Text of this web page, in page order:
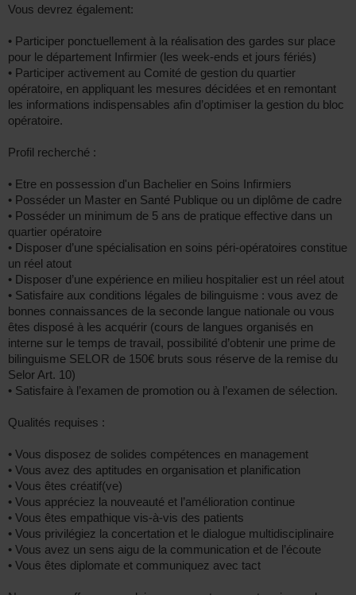
Vous devrez également:
• Participer ponctuellement à la réalisation des gardes sur place
pour le département Infirmier (les week-ends et jours fériés)
• Participer activement au Comité de gestion du quartier
opératoire, en appliquant les mesures décidées et en remontant
les informations indispensables afin d’optimiser la gestion du bloc
opératoire.
Profil recherché :
• Etre en possession d'un Bachelier en Soins Infirmiers
• Posséder un Master en Santé Publique ou un diplôme de cadre
• Posséder un minimum de 5 ans de pratique effective dans un
quartier opératoire
• Disposer d’une spécialisation en soins péri-opératoires constitue
un réel atout
• Disposer d’une expérience en milieu hospitalier est un réel atout
• Satisfaire aux conditions légales de bilinguisme : vous avez de
bonnes connaissances de la seconde langue nationale ou vous
êtes disposé à les acquérir (cours de langues organisés en
interne sur le temps de travail, possibilité d’obtenir une prime de
bilinguisme SELOR de 150€ bruts sous réserve de la remise du
Selor Art. 10)
• Satisfaire à l’examen de promotion ou à l’examen de sélection.
Qualités requises :
• Vous disposez de solides compétences en management
• Vous avez des aptitudes en organisation et planification
• Vous êtes créatif(ve)
• Vous appréciez la nouveauté et l’amélioration continue
• Vous êtes empathique vis-à-vis des patients
• Vous privilégiez la concertation et le dialogue multidisciplinaire
• Vous avez un sens aigu de la communication et de l’écoute
• Vous êtes diplomate et communiquez avec tact